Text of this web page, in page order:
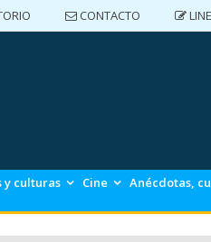
CONTACTO
y culturas Cine Anécdotas,